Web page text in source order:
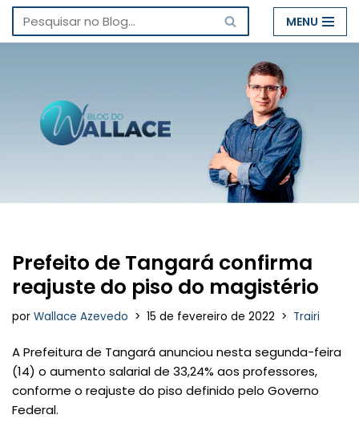
Pular
conteúdo
MENU
Prefeito de Tangará confirma
reajuste do piso do magistério
por Wallace Azevedo 15 de fevereiro de 2022 Trairi
A Prefeitura de Tangará anunciou nesta segunda-feira
(14) o aumento salarial de 33,24% aos professores,
conforme o reajuste do piso definido pelo Governo
Federal.